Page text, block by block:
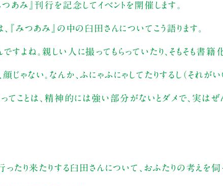
あみ』刊行を記念してイベントを開催します。
『みつあみ』の中の臼田さんについてこう語ります。
すよね。親しい人に撮ってもらっていたり、そもそも書籍
ゃない。なんか、ふにゃふにゃしてたりするし（それが
ってことは、精神的には強い部分がないとダメで、実はぜ
たり来たりする臼田さんについて、おふたりの考えを伺